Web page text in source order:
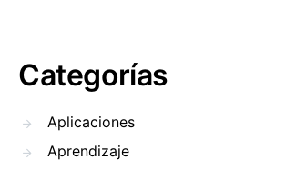
Categorías
Aplicaciones
Aprendizaje